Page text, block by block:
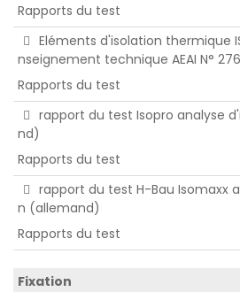
Rapports du test
Eléments d'isolation thermique
nseignement technique AEAI N°
Rapports du test
rapport du test Isopro analyse
nd)
Rapports du test
rapport du test H-Bau Isomaxx
n (allemand)
Rapports du test
Fixation